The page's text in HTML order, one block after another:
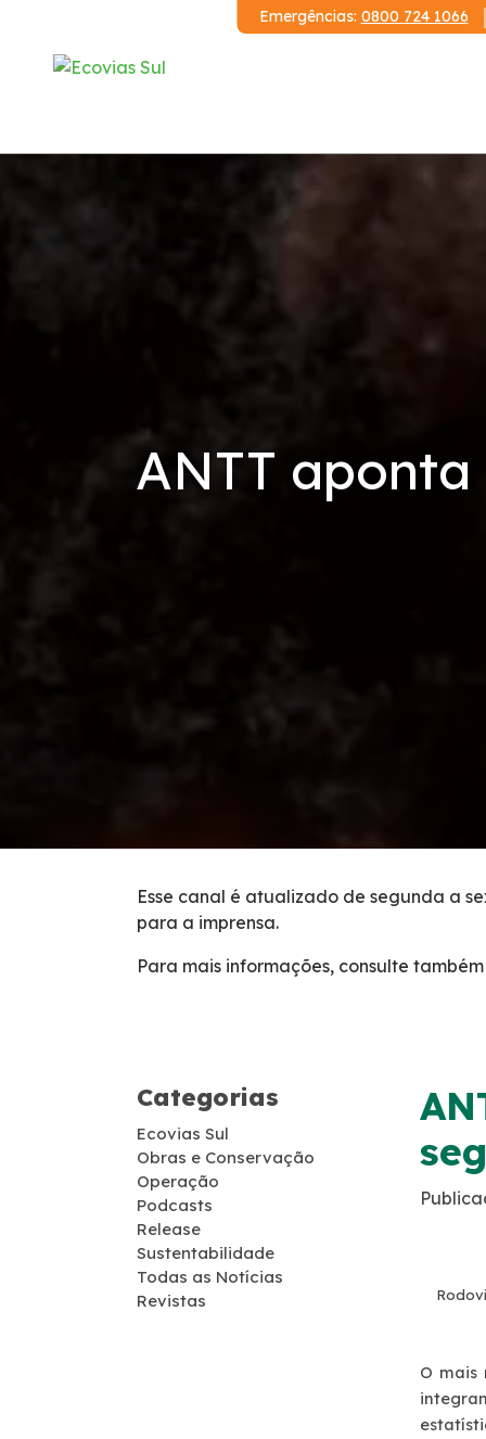
Emergências: 0800 724 1066
Demonstrações Financeiras
Código de Conduta
Inspeção de Tráfego
Telefone de Emergência
Cargas Especiais
ANTT
Esse canal é atualizado de segunda a
para a imprensa.
Para mais informações, consulte
Categorias
Ecovias Sul
Obras e Conservação
Operação
Podcasts
Release
Sustentabilidade
Todas as Notícias
Revistas
O mais